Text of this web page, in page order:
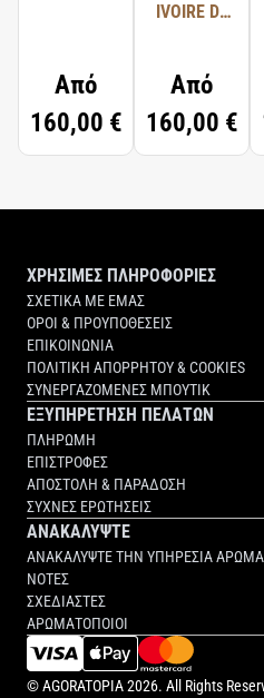
Από
160,00 €
IVOIRE DE
Από
160,00 €
ΧΡΗΣΙΜΕΣ ΠΛΗΡΟΦΟΡΙΕΣ
ΣΧΕΤΙΚΑ ΜΕ ΕΜΑΣ
ΟΡΟΙ & ΠΡΟΥΠΟΘΕΣΕΙΣ
ΕΠΙΚΟΙΝΩΝΙΑ
ΠΟΛΙΤΙΚΗ ΑΠΟΡΡΗΤΟΥ & COOKIES
ΣΥΝΕΡΓΑΖΟΜΕΝΕΣ ΜΠΟΥΤΙΚ
ΕΞΥΠΗΡΕΤΗΣΗ ΠΕΛΑΤΩΝ
ΠΛΗΡΩΜΗ
ΕΠΙΣΤΡΟΦΕΣ
ΑΠΟΣΤΟΛΗ & ΠΑΡΑΔΟΣΗ
ΣΥΧΝΕΣ ΕΡΩΤΗΣΕΙΣ
ΑΝΑΚΑΛΥΨΤΕ
ΑΝΑΚΑΛΥΨΤΕ ΤΗΝ ΥΠΗΡΕΣΙΑ
ΝΟΤΕΣ
ΣΧΕΔΙΑΣΤΕΣ
ΑΡΩΜΑΤΟΠΟΙΟΙ
©AGORATOPIA2026. All Rights